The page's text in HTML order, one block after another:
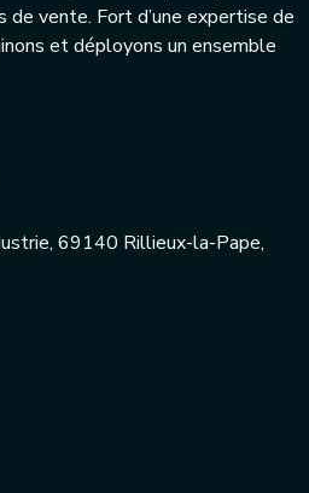
de vente. Fort d’une expertise de
et déployons un ensemble
69140 Rillieux-la-Pape,